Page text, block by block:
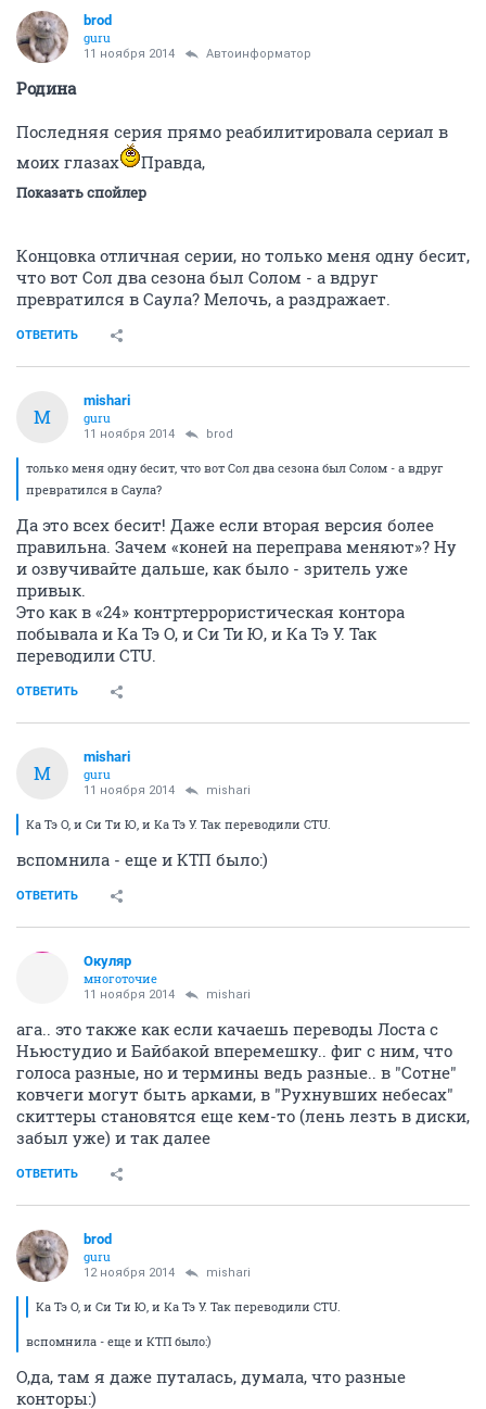
brod
guru
11 ноября 2014 Автоинформатор
Родина
Последняя серия прямо реабилитировала сериал в
моих глазах
Правда,
Показать спойлер
Концовка отличная серии, но только меня одну бесит,
что вот Сол два сезона был Солом - а вдруг
превратился в Саула? Мелочь, а раздражает.
ОТВЕТИТЬ
M
mishari
guru
11 ноября 2014 brod
только меня одну бесит, что вот Сол два сезона был Солом - а вдруг
превратился в Саула?
Да это всех бесит! Даже если вторая версия более
правильна. Зачем «коней на переправа меняют»? Ну
и озвучивайте дальше, как было - зритель уже
привык.
Это как в «24» контртеррористическая контора
побывала и Ка Тэ О, и Си Ти Ю, и Ка Тэ У. Так
переводили CTU.
ОТВЕТИТЬ
M
mishari
guru
11 ноября 2014 mishari
Ка Тэ О, и Си Ти Ю, и Ка Тэ У. Так переводили CTU.
вспомнила - еще и КТП было:)
ОТВЕТИТЬ
Окуляр
многоточие
11 ноября 2014 mishari
ага.. это также как если качаешь переводы Лоста с
Ньюстудио и Байбакой вперемешку.. фиг с ним, что
голоса разные, но и термины ведь разные.. в "Сотне"
ковчеги могут быть арками, в "Рухнувших небесах"
скиттеры становятся еще кем-то (лень лезть в диски,
забыл уже) и так далее
ОТВЕТИТЬ
brod
guru
12 ноября 2014 mishari
Ка Тэ О, и Си Ти Ю, и Ка Тэ У. Так переводили CTU.
вспомнила - еще и КТП было:)
О,да, там я даже путалась, думала, что разные
конторы:)